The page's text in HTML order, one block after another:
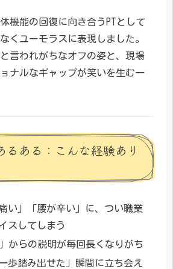
機能の回復に向き合うPTとして
くユーモラスに表現しました。
言われがちなオフの姿と、現場
ナルなギャップが笑いを生む一
るある：こんな経験あり
い」「腰が辛い」に、つい職業
スしてしまう
」からの説明が毎回長くなりがち
歩踏み出せた」瞬間に立ち会え